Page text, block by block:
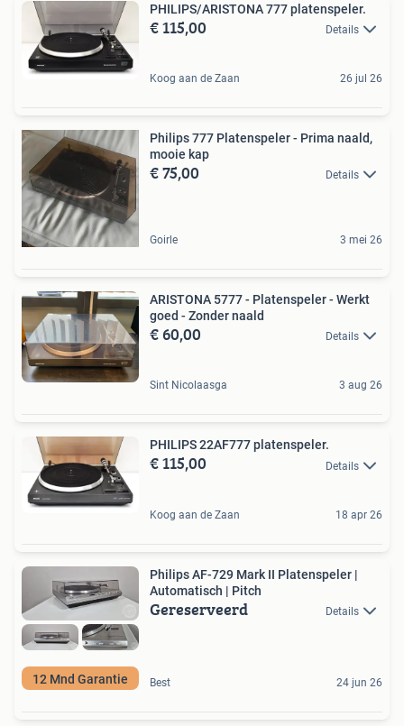
PHILIPS/ARISTONA 777 platenspeler.
€ 115,00 Details
Koog aan de Zaan 26 jul 26
Philips 777 Platenspeler - Prima naald,
mooie kap
€ 75,00 Details
Goirle 3 mei 26
ARISTONA 5777 - Platenspeler - Werkt
goed - Zonder naald
€ 60,00 Details
Sint Nicolaasga 3 aug 26
PHILIPS 22AF777 platenspeler.
€ 115,00 Details
Koog aan de Zaan 18 apr 26
12 Mnd Garantie
Philips AF-729 Mark II Platenspeler |
Automatisch | Pitch
Gereserveerd Details
Best 24 jun 26